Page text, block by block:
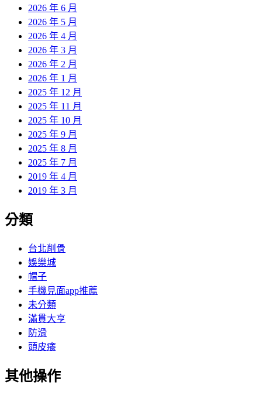
2026 年 6 月
2026 年 5 月
2026 年 4 月
2026 年 3 月
2026 年 2 月
2026 年 1 月
2025 年 12 月
2025 年 11 月
2025 年 10 月
2025 年 9 月
2025 年 8 月
2025 年 7 月
2019 年 4 月
2019 年 3 月
分類
台北削骨
娛樂城
帽子
手機見面app推薦
未分類
滿貫大亨
防滑
頭皮癢
其他操作